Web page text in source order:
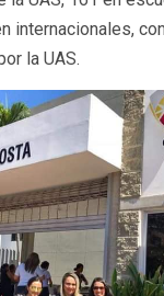
internacionales,
la UAS.